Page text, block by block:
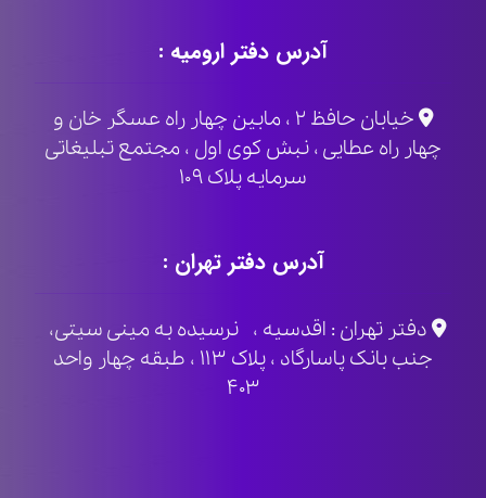
آدرس دفتر ارومیه :
خیابان حافظ ۲ ، مابین چهار راه عسگر خان و
چهار راه عطایی ، نبش کوی اول ، مجتمع تبلیغاتی
سرمایه پلاک ۱۰۹
آدرس دفتر تهران :
دفتر تهران : اقدسیه ، نرسیده به مینی سیتی،
جنب بانک پاسارگاد ، پلاک ۱۱۳ ، طبقه چهار واحد
۴۰۳